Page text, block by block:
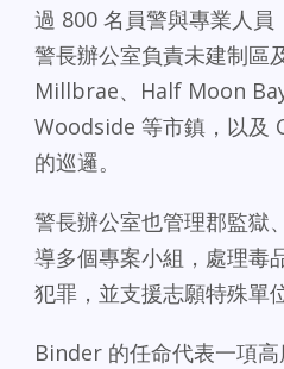
過 800 名員警與專業人員
警長辦公室負責未建制區
Millbrae、Half Moon
Woodside 等市鎮，以及
的巡邏。
警長辦公室也管理郡監獄
導多個專案小組，處理毒
犯罪，並支援志願特殊單
Binder 的任命代表一項